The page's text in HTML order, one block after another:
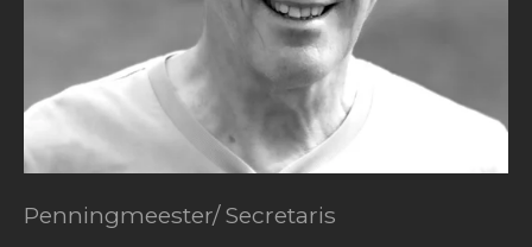
Penningmeester/ Secretaris